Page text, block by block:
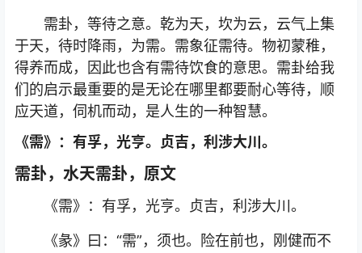
需卦，等待之意。乾为天，坎为云，云气上集
于天，待时降雨，为需。需象征需待。物初蒙稚，
得养而成，因此也含有需待饮食的意思。需卦给我
们的启示最重要的是无论在哪里都要耐心等待，顺
应天道，伺机而动，是人生的一种智慧。
《需》：有孚，光亨。贞吉，利涉大川。
需卦，水天需卦，原文
《需》：有孚，光亨。贞吉，利涉大川。
《彖》曰：“需”，须也。险在前也，刚健而不